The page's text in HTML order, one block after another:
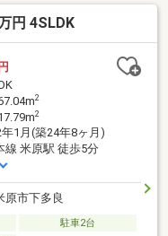
円 4SLDK
2
2
1月(築24年8ヶ月)
線 米原駅 徒歩5分
原市下多良
駐車2台